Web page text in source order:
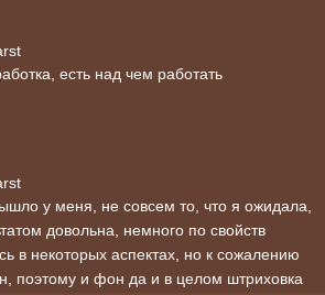
есть над чем работать
у меня, не совсем то, что я ожидала,
довольна, немного по свойств
в некоторых аспектах, но к сожалению
поэтому и фон да и в целом штриховка